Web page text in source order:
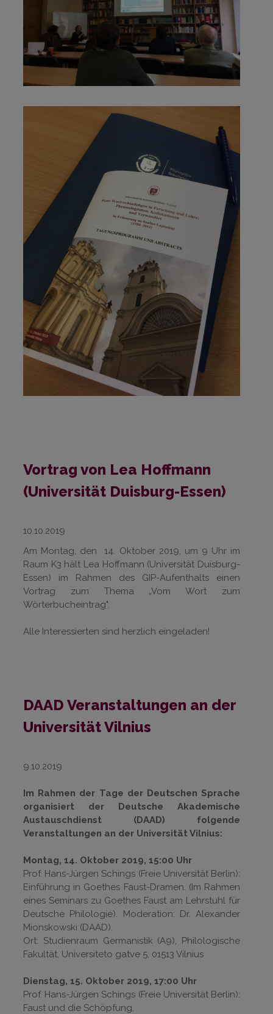
Vortrag von Lea Hoffmann
(Universität Duisburg-Essen)
10.10.2019
Am Montag, den 14. Oktober 2019, um 9 Uhr im
Raum K3 hält Lea Hoffmann (Universität Duisburg-
Essen) im Rahmen des GIP-Aufenthalts einen
Vortrag zum Thema „Vom Wort zum
Wörterbucheintrag".
Alle Interessierten sind herzlich eingeladen!
DAAD Veranstaltungen an der
Universität Vilnius
9.10.2019
Im Rahmen der Tage der Deutschen Sprache
organisiert der Deutsche Akademische
Austauschdienst (DAAD) folgende
Veranstaltungen an der Universität Vilnius:
Montag, 14. Oktober 2019, 15:00 Uhr
Prof. Hans-Jürgen Schings (Freie Universität Berlin):
Einführung in Goethes Faust-Dramen. (Im Rahmen
eines Seminars zu Goethes Faust am Lehrstuhl für
Deutsche Philologie). Moderation: Dr. Alexander
Mionskowski (DAAD).
Ort: Studienraum Germanistik (A9), Philologische
Fakultät, Universiteto gatve 5, 01513 Vilnius
Dienstag, 15. Oktober 2019, 17:00 Uhr
Prof. Hans-Jürgen Schings (Freie Universität Berlin):
Faust und die Schöpfung.